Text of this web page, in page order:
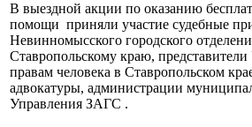
В выездной акции по оказанию
помощи приняли участие судебные
Невинномысского городского
Ставропольскому краю,
правам человека в Ставропольском
адвокатуры, администрации
Управления ЗАГС .